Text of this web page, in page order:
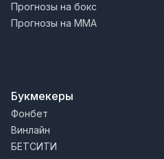
Прогнозы на бокс
Прогнозы на MMA
Букмекеры
Фонбет
Винлайн
БЕТСИТИ